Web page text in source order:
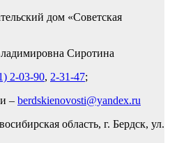
дом «Советская
Сиротина
2-03-90, 2-31-47;
– berdskienovosti@yandex.ru
область, г. Бердск, ул.